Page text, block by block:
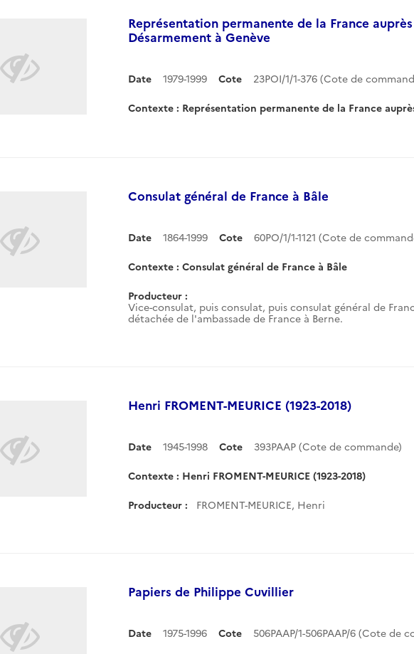
Représentation permanente de la France
Désarmement à Genève
Date 1979-1999 Cote 23POI/1/1-376 (Cote de
Contexte : Représentation permanente de la France
Consulat général de France à Bâle
Date 1864-1999 Cote 60PO/1/1-1121 (Cote de
Contexte : Consulat général de France à Bâle
Producteur :
Vice-consulat, puis consulat, puis consulat général de
détachée de l'ambassade de France à Berne.
Henri FROMENT-MEURICE (1923-2018)
Date 1945-1998 Cote 393PAAP (Cote de commande)
Contexte : Henri FROMENT-MEURICE (1923-2018)
Producteur : FROMENT-MEURICE, Henri
Papiers de Philippe Cuvillier
Date 1975-1996 Cote 506PAAP/1-506PAAP/6 (Cote de